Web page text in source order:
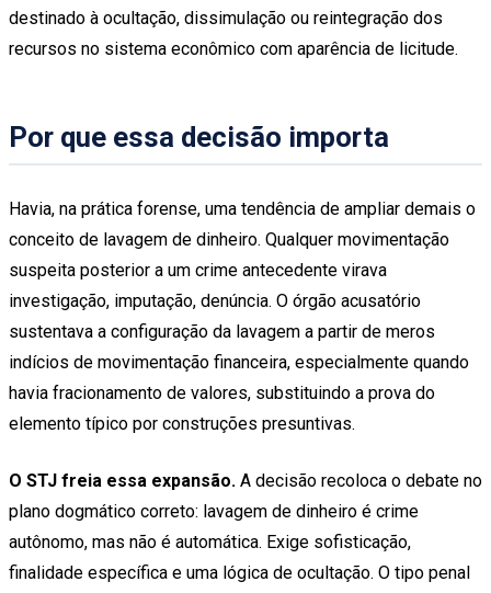
destinado à ocultação, dissimulação ou reintegração dos
recursos no sistema econômico com aparência de licitude.
Por que essa decisão importa
Havia, na prática forense, uma tendência de ampliar demais o
conceito de lavagem de dinheiro. Qualquer movimentação
suspeita posterior a um crime antecedente virava
investigação, imputação, denúncia. O órgão acusatório
sustentava a configuração da lavagem a partir de meros
indícios de movimentação financeira, especialmente quando
havia fracionamento de valores, substituindo a prova do
elemento típico por construções presuntivas.
O STJ freia essa expansão. A decisão recoloca o debate no
plano dogmático correto: lavagem de dinheiro é crime
autônomo, mas não é automática. Exige sofisticação,
finalidade específica e uma lógica de ocultação. O tipo penal